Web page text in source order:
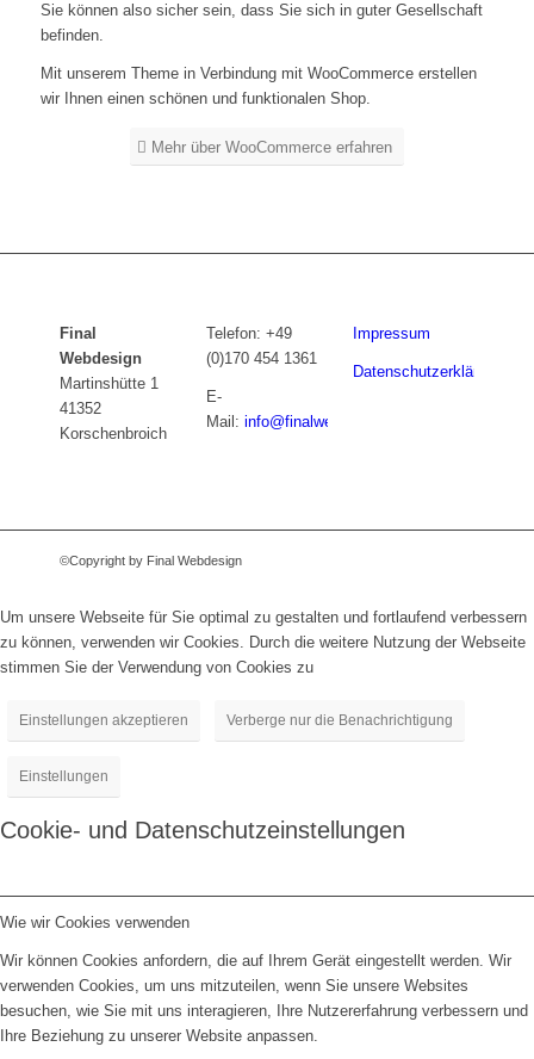
Sie können also sicher sein, dass Sie sich in guter Gesellschaft
befinden.
Mit unserem Theme in Verbindung mit WooCommerce erstellen
wir Ihnen einen schönen und funktionalen Shop.
Mehr über WooCommerce erfahren
Final
Webdesign
Martinshütte 1
41352
Korschenbroich
Telefon: +49
(0)170 454 1361
E-
Mail: info@finalwebdesign.de
Impressum
Datenschutzerklärung
©Copyright by Final Webdesign
Um unsere Webseite für Sie optimal zu gestalten und fortlaufend verbessern
zu können, verwenden wir Cookies. Durch die weitere Nutzung der Webseite
stimmen Sie der Verwendung von Cookies zu
Einstellungen akzeptieren Verberge nur die Benachrichtigung
Einstellungen
Cookie- und Datenschutzeinstellungen
Wie wir Cookies verwenden
Wir können Cookies anfordern, die auf Ihrem Gerät eingestellt werden. Wir
verwenden Cookies, um uns mitzuteilen, wenn Sie unsere Websites
besuchen, wie Sie mit uns interagieren, Ihre Nutzererfahrung verbessern und
Ihre Beziehung zu unserer Website anpassen.